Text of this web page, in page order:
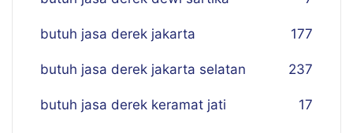
butuh jasa derek jakarta 177
butuh jasa derek jakarta selatan 237
butuh jasa derek keramat jati 17